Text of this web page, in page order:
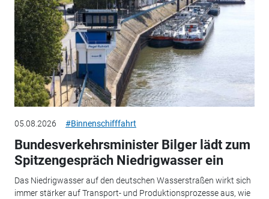
05.08.2026 #Binnenschifffahrt
Bundesverkehrsminister Bilger lädt zum
Spitzengespräch Niedrigwasser ein
Das Niedrigwasser auf den deutschen Wasserstraßen wirkt sich
immer stärker auf Transport- und Produktionsprozesse aus, wie